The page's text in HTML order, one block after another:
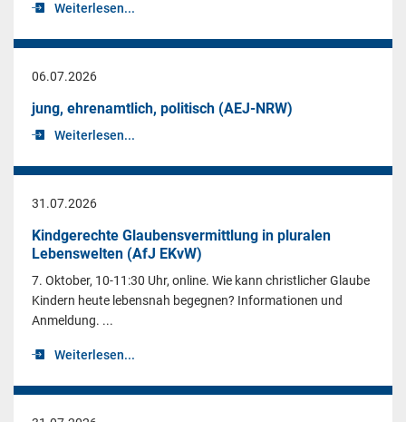
Weiterlesen...
06.07.2026
jung, ehrenamtlich, politisch (AEJ-NRW)
Weiterlesen...
31.07.2026
Kindgerechte Glaubensvermittlung in pluralen
Lebenswelten (AfJ EKvW)
7. Oktober, 10-11:30 Uhr, online. Wie kann christlicher Glaube
Kindern heute lebensnah begegnen? Informationen und
Anmeldung. ...
Weiterlesen...